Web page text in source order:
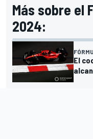
Más sobre el
2024:
El